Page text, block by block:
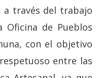
a través del trabajo
Oficina de Pueblos
con el objetivo
entre las